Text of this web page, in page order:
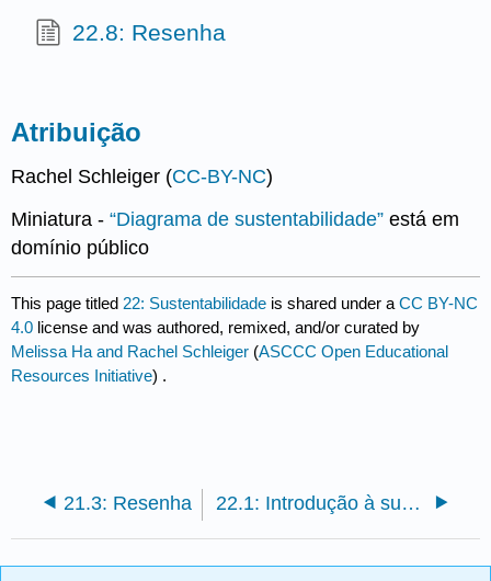
22.8: Resenha
Atribuição
Rachel Schleiger (CC-BY-NC)
Miniatura -“Diagrama de sustentabilidade” está em
domínio público
This page titled 22: Sustentabilidade is shared under aCC BY-NC
4.0 license and was authored, remixed, and/or curated by
Melissa Ha and Rachel Schleiger (ASCCC Open Educational
Resources Initiative) .
21.3: Resenha 22.1: Introdução à sustentabilidade